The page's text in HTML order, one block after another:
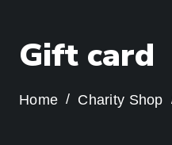
Gift card
Home Charity Shop